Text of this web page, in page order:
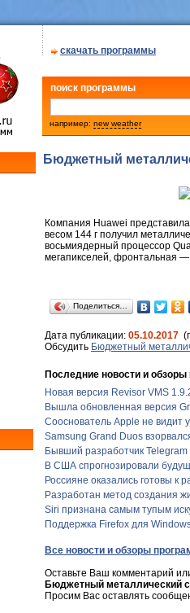
скачать программы
поиск программы
например: new weather
Бюджетный
Компания Huawei
весом 144 г получил
восьмиядерный процессор
мегапикселей, фронтальная —
Поделиться…
Дата публикации: 05.10.2017
Обсудить Бюджетный
Последние новости и обзоры
Новая версия Revisor VMS
Вышла обновленная версия
Сооснователь Apple не видит
Samsung Grand Duos
Бывший разработчик
В США спрогнозировали
Россияне оказались готовы к
Разработан метод создания
Siri признана самым тупым
Поддержка Firefox для
Все новости и обзоры
Оставьте Ваш комментарий
Бюджетный металлический
Просим Вас оставлять